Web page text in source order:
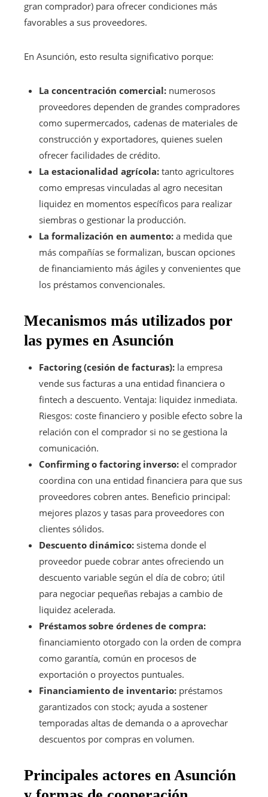
gran comprador) para ofrecer condiciones más
favorables a sus proveedores.
En Asunción, esto resulta significativo porque:
La concentración comercial: numerosos
proveedores dependen de grandes compradores
como supermercados, cadenas de materiales de
construcción y exportadores, quienes suelen
ofrecer facilidades de crédito.
La estacionalidad agrícola: tanto agricultores
como empresas vinculadas al agro necesitan
liquidez en momentos específicos para realizar
siembras o gestionar la producción.
La formalización en aumento: a medida que
más compañías se formalizan, buscan opciones
de financiamiento más ágiles y convenientes que
los préstamos convencionales.
Mecanismos más utilizados por
las pymes en Asunción
Factoring (cesión de facturas): la empresa
vende sus facturas a una entidad financiera o
fintech a descuento. Ventaja: liquidez inmediata.
Riesgos: coste financiero y posible efecto sobre la
relación con el comprador si no se gestiona la
comunicación.
Confirming o factoring inverso: el comprador
coordina con una entidad financiera para que sus
proveedores cobren antes. Beneficio principal:
mejores plazos y tasas para proveedores con
clientes sólidos.
Descuento dinámico: sistema donde el
proveedor puede cobrar antes ofreciendo un
descuento variable según el día de cobro; útil
para negociar pequeñas rebajas a cambio de
liquidez acelerada.
Préstamos sobre órdenes de compra:
financiamiento otorgado con la orden de compra
como garantía, común en procesos de
exportación o proyectos puntuales.
Financiamiento de inventario: préstamos
garantizados con stock; ayuda a sostener
temporadas altas de demanda o a aprovechar
descuentos por compras en volumen.
Principales actores en Asunción